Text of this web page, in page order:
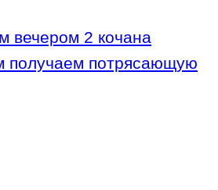
вечером 2 кочана
получаем потрясающую